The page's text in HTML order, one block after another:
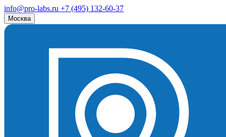
info@pro-labs.ru +7 (495) 132-60-37
Москва